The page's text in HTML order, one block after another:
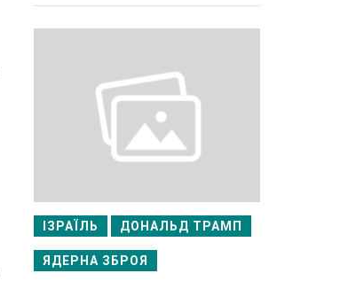
ІЗРАЇЛЬ ДОНАЛЬД ТРАМП
ЯДЕРНА ЗБРОЯ